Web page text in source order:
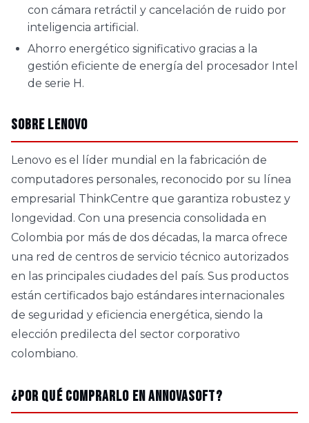
con cámara retráctil y cancelación de ruido por
inteligencia artificial.
Ahorro energético significativo gracias a la
gestión eficiente de energía del procesador Intel
de serie H.
Sobre Lenovo
Lenovo es el líder mundial en la fabricación de
computadores personales, reconocido por su línea
empresarial ThinkCentre que garantiza robustez y
longevidad. Con una presencia consolidada en
Colombia por más de dos décadas, la marca ofrece
una red de centros de servicio técnico autorizados
en las principales ciudades del país. Sus productos
están certificados bajo estándares internacionales
de seguridad y eficiencia energética, siendo la
elección predilecta del sector corporativo
colombiano.
¿Por qué comprarlo en AnnovaSoft?